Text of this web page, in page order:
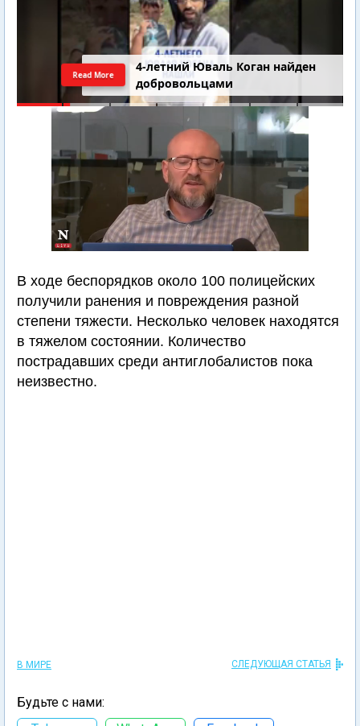
4-летний Юваль Коган найден
добровольцами
Read More
В ходе беспорядков около 100 полицейских
получили ранения и повреждения разной
степени тяжести. Несколько человек находятся
в тяжелом состоянии. Количество
пострадавших среди антиглобалистов пока
неизвестно.
В МИРЕ СЛЕДУЮЩАЯ СТАТЬЯ
Будьте с нами: